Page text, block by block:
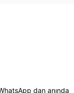
WhatsApp dan anında